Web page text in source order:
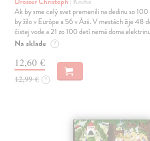
Ak by sme celý svet premenili na dedinu so
by žilo v Európe a 56 v Ázii. V mestách žije 48
čistej vode a 21 zo 100 detí nemá doma
Na sklade ?
12,60 €
12,99 € ?